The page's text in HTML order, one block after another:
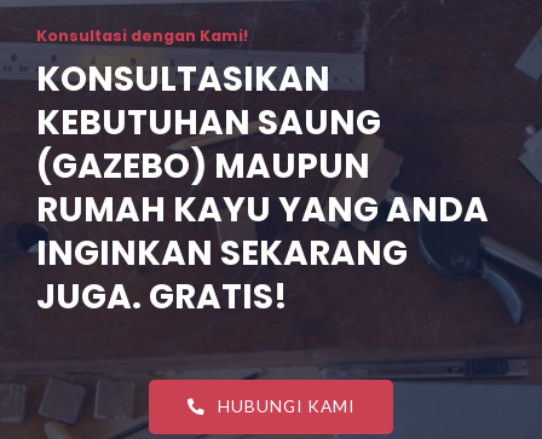
Konsultasi dengan Kami!
KONSULTASIKAN
KEBUTUHAN SAUNG
(GAZEBO) MAUPUN
RUMAH KAYU YANG ANDA
INGINKAN SEKARANG
JUGA. GRATIS!
HUBUNGI KAMI